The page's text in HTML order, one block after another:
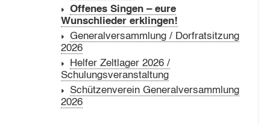
Offenes Singen – eure
Wunschlieder erklingen!
Generalversammlung / Dorfratsitzung
2026
Helfer Zeltlager 2026 /
Schulungsveranstaltung
Schützenverein Generalversammlung
2026